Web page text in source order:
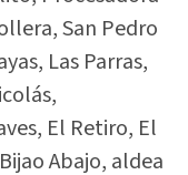
San Pedro
Las Parras,
El Retiro, El
Abajo, aldea